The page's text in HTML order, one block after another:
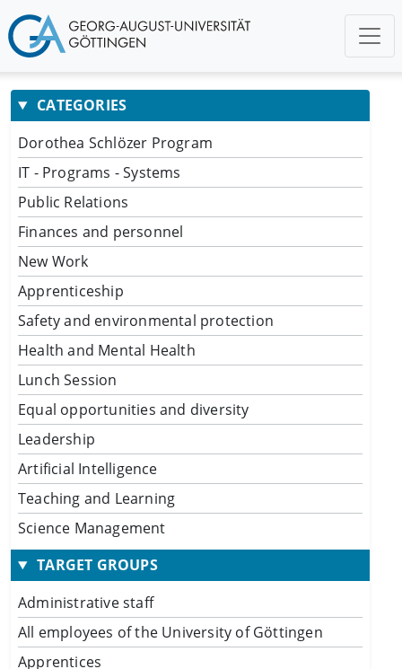
CATEGORIES
Dorothea Schlözer Program
IT - Programs - Systems
Public Relations
Finances and personnel
New Work
Apprenticeship
Safety and environmental protection
Health and Mental Health
Lunch Session
Equal opportunities and diversity
Leadership
Artificial Intelligence
Teaching and Learning
Science Management
TARGET GROUPS
Administrative staff
All employees of the University of Göttingen
Apprentices